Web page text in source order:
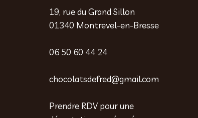
19, rue du Grand Sillon
01340 Montrevel-en-Bresse
06 50 60 44 24
chocolatsdefred@gmail.com
Prendre RDV pour une